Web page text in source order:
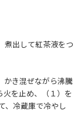
煮出して紅茶液をつ
かき混ぜながら沸騰
を止め、（１）を
、冷蔵庫で冷やし